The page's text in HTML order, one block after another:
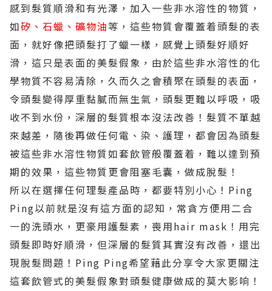
感到髮質順滑和有光澤，加入一些非水溶性的物質，
如矽、石蠟、礦物油等，這些物質會覆蓋着頭髮的表
面，就好像把頭髮打了蠟一樣，感覺上頭髮好順好
滑，這只是表面的美髮假象，由於這些非水溶性的化
學物質不容易清除，久而久之會積聚在頭髮的表面，
令頭髮變得厚重黏膩而無生氣，頭髮更難以呼吸，吸
收不到水份，深層的髮質根本沒法改善！髮質不單越
來越差，隨後再做任何電、染、護理，都會因為頭髮
被這些非水溶性物質如套飲管般覆蓋着，難以達到預
期的效果，這些物質更會阻塞毛囊，做成脫髮！
所以在選擇任何理髮產品時，都要特別小心！ Ping
Ping以前就是沒有這方面的認知，常貪方便用二合
一的洗頭水，更豪用護髮素，喪用hair mask ！用完
頭髮即時好順滑，但深層的髮質其實沒有改善，還出
現脫髮問題！ Ping Ping希望藉此分享令大家更關注
這套飲管式的美髮假象對頭髮健康做成的莫大影响！